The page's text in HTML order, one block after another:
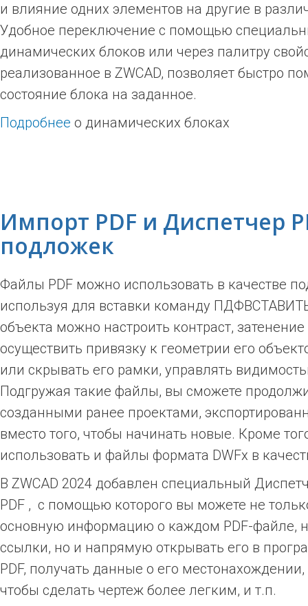
и влияние одних элементов на другие в
Удобное переключение с помощью
динамических блоков или через палитру
реализованное в ZWCAD, позволяет быстро
состояние блока на заданное.
Подробнее о динамических блоках
Импорт PDF и Диспетчер
подложек
Файлы PDF можно использовать в качестве
используя для вставки команду
объекта можно настроить контраст, затенение
осуществить привязку к геометрии его
или скрывать его рамки, управлять
Подгружая такие файлы, вы сможете
созданными ранее проектами,
вместо того, чтобы начинать новые. Кроме
использовать и файлы формата DWFx в
В ZWCAD 2024 добавлен специальный
PDF , с помощью которого вы можете не
основную информацию о каждом PDF-файле,
ссылки, но и напрямую открывать его в
PDF, получать данные о его местонахождении,
чтобы сделать чертеж более легким, и т.п.